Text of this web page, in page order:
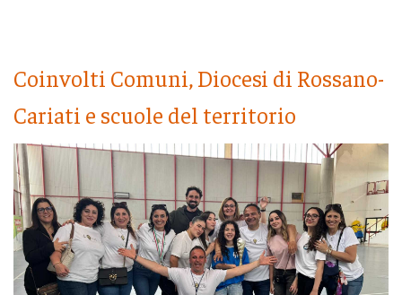
Coinvolti Comuni, Diocesi di Rossano-
Cariati e scuole del territorio